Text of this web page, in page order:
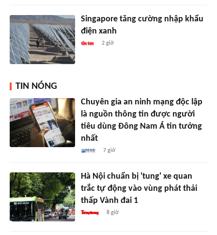
Singapore tăng cường nhập khẩu
điện xanh
2 giờ
TIN NÓNG
Chuyên gia an ninh mạng độc lập
là nguồn thông tin được người
tiêu dùng Đông Nam Á tin tưởng
nhất
7 giờ
Hà Nội chuẩn bị 'tung' xe quan
trắc tự động vào vùng phát thải
thấp Vành đai 1
8 giờ